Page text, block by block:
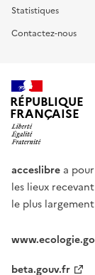
Statistiques
Contactez-nous
RÉPUBLIQUE
FRANÇAISE
acceslibre a
les lieux
le plus
beta.gouv.fr